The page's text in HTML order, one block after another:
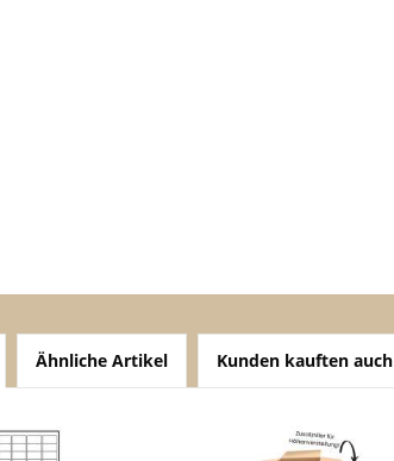
Ähnliche Artikel Kunden kauften auch